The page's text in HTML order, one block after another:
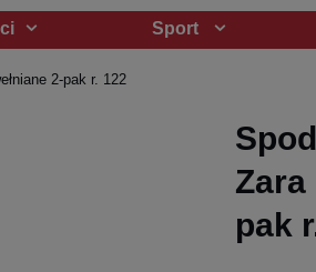
Sport
2-pak r. 122
Zara
pak